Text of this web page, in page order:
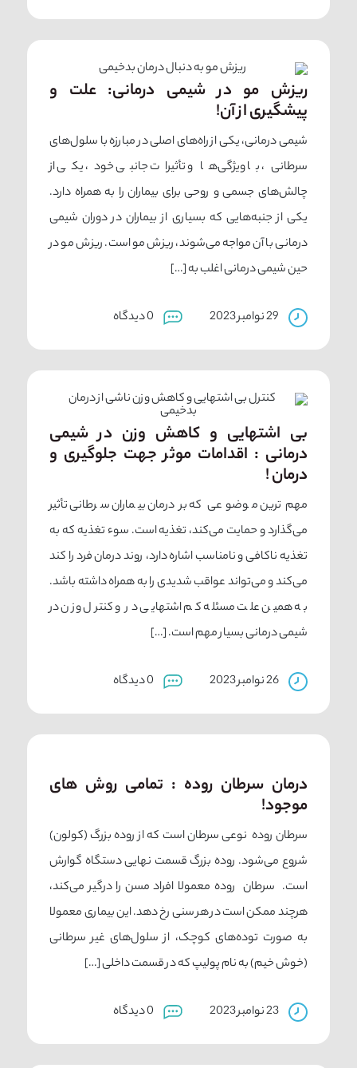
ریزش مو در شیمی درمانی: علت و
پیشگیری از آن!
شیمی درمانی، یکی از راه‌های اصلی در مبارزه با سلول‌های
سرطانی، با ویژگی‌ها و تأثیرات جانبی خود، یکی از
چالش‌های جسمی و روحی برای بیماران را به همراه دارد.
یکی از جنبه‌هایی که بسیاری از بیماران در دوران شیمی
درمانی با آن مواجه می‌شوند، ریزش مو است. ریزش مو در
حین شیمی درمانی اغلب به […]
29 نوامبر 2023 0 دیدگاه
بی اشتهایی و کاهش وزن در شیمی
درمانی : اقدامات موثر جهت جلوگیری و
درمان !
مهم‌ترین موضوعی که بر درمان بیماران سرطانی تأثیر
می‌گذارد و حمایت می‌کند، تغذیه است. سوء تغذیه که به
تغذیه ناکافی و نامناسب اشاره دارد، روند درمان فرد را کند
می‌کند و می‌تواند عواقب شدیدی را به همراه داشته باشد.
به همین علت مسئله کم اشتهایی در و کنترل وزن در
شیمی درمانی بسیار مهم است. […]
26 نوامبر 2023 0 دیدگاه
درمان سرطان روده : تمامی روش های
موجود!
سرطان روده نوعی سرطان است که از روده بزرگ (کولون)
شروع می‌شود. روده بزرگ قسمت نهایی دستگاه گوارش
است. سرطان روده معمولا افراد مسن را درگیر می‌کند،
هرچند ممکن است در هر سنی رخ دهد. این بیماری معمولا
به صورت توده‌های کوچک، از سلول‌های غیر سرطانی
(خوش خیم) به نام پولیپ که در قسمت داخلی […]
23 نوامبر 2023 0 دیدگاه